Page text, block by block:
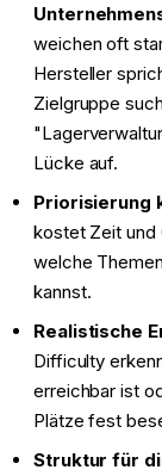
weichen oft
Hersteller
Zielgruppe
Lücke auf.
Priorisierung
kostet Zeit und
welche
kannst.
Realistische
Difficulty
erreichbar ist
Plätze fest
Struktur für